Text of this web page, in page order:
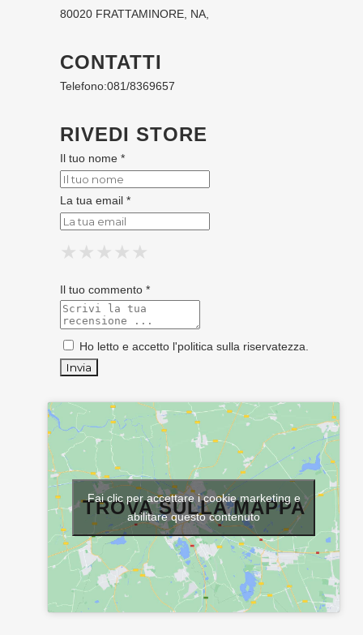
80020 FRATTAMINORE, NA,
CONTATTI
Telefono:081/8369657
RIVEDI STORE
Il tuo nome *
La tua email *
★
★ ★
★ ★ ★
★ ★ ★ ★
★ ★ ★ ★ ★
Il tuo commento *
Ho letto e accetto l'politica sulla riservatezza
TROVA SULLA MAPPA
Fai clic per accettare i cookie marketing e
abilitare questo contenuto